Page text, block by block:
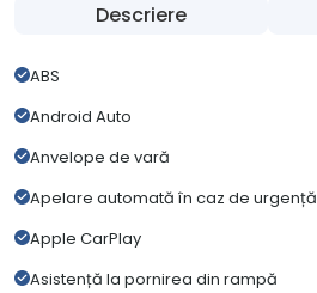
Descriere
ABS
Android Auto
Anvelope de vară
Apelare automată în caz de urgență
Apple CarPlay
Asistență la pornirea din rampă